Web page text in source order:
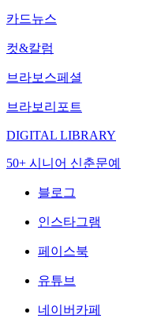
카드뉴스
컷&칼럼
브라보스페셜
브라보리포트
DIGITAL LIBRARY
50+ 시니어 신춘문예
블로그
인스타그램
페이스북
유튜브
네이버카페